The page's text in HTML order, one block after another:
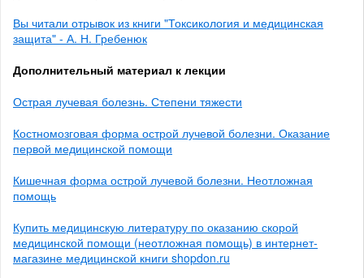
Вы читали отрывок из книги "Токсикология и медицинская
защита" - А. Н. Гребенюк
Дополнительный материал к лекции
Острая лучевая болезнь. Степени тяжести
Костномозговая форма острой лучевой болезни. Оказание
первой медицинской помощи
Кишечная форма острой лучевой болезни. Неотложная
помощь
Купить медицинскую литературу по оказанию скорой
медицинской помощи (неотложная помощь) в интернет-
магазине медицинской книги shopdon.ru